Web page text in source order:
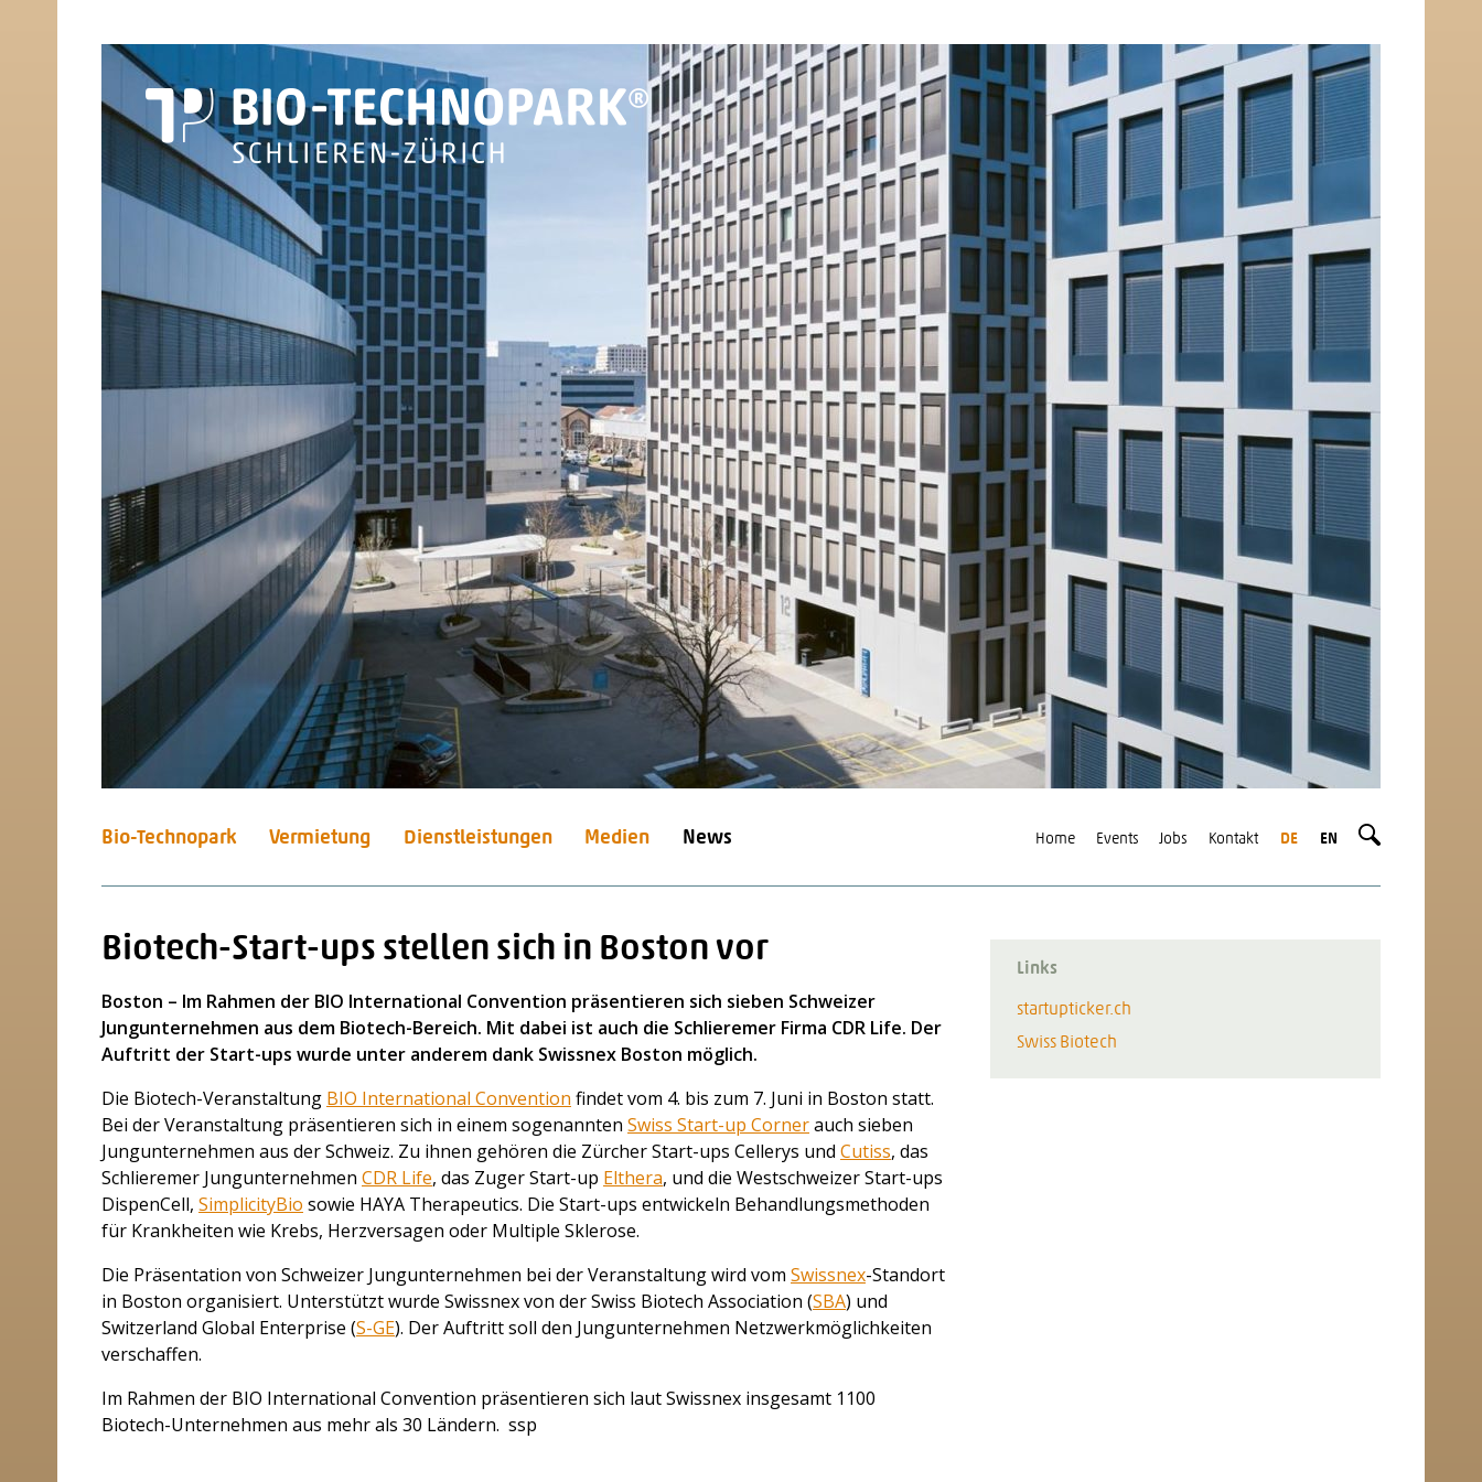
DE EN
Home Events Jobs Kontakt
Bio-Technopark Vermietung Dienstleistungen Medien News
Biotech-Start-ups stellen sich in Boston vor
Boston – Im Rahmen der BIO International Convention präsentieren sich sieben Schweizer
Jungunternehmen aus dem Biotech-Bereich. Mit dabei ist auch die Schlieremer Firma CDR Life. Der
Auftritt der Start-ups wurde unter anderem dank Swissnex Boston möglich.
Die Biotech-Veranstaltung BIO International Convention findet vom 4. bis zum 7. Juni in Boston statt.
Bei der Veranstaltung präsentieren sich in einem sogenannten Swiss Start-up Cornerauch sieben
Jungunternehmen aus der Schweiz. Zu ihnen gehören die Zürcher Start-ups Cellerys und Cutiss, das
Schlieremer Jungunternehmen CDR Life, das Zuger Start-up Elthera, und die Westschweizer Start-ups
DispenCell, SimplicityBio sowie HAYA Therapeutics. Die Start-ups entwickeln Behandlungsmethoden
für Krankheiten wie Krebs, Herzversagen oder Multiple Sklerose.
Die Präsentation von Schweizer Jungunternehmen bei der Veranstaltung wird vom Swissnex-Standort
in Boston organisiert. Unterstützt wurde Swissnex von der Swiss Biotech Association (SBA) und
Switzerland Global Enterprise (S-GE). Der Auftritt soll den Jungunternehmen Netzwerkmöglichkeiten
verschaffen.
Im Rahmen der BIO International Convention präsentieren sich laut Swissnex insgesamt 1100
Biotech-Unternehmen aus mehr als 30 Ländern. ssp
Links
startupticker.ch
Swiss Biotech